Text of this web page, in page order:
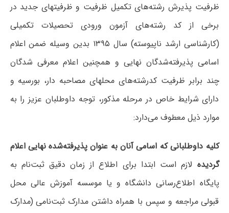
ظرفیت پذیرش رشته‌های تکمیل ظرفیت و ظرفیتهای جدید در
برخی از کد رشته‌های آزمون ورودی تحصیلات تکمیلی
(کارشناسی ارشد ناپیوسته) سال ۱۳۹۵ بدین وسیله ضمن اعلام
اسامی پذیرفته‌شدگان نهایی و همچنین اعلام معرفی شدگان
چند برابر ظرفیت کدرشته‌های محلهای مصاحبه دار، بورسیه و
دارای شرایط خاص در مرحله مذکور، توجه داوطلبان عزیز را به
موارد ذیل معطوف می‌دارد:
کلیه داوطلبانی که اسامی آنان به عنوان پذیرفته‌شده نهایی اعلام
گردیده لازم است ابتدا برای اطلاع از زمان دقیق ثبت‌نام به
پایگاه اطلاع‌رسانی دانشگاه و یا موسسه آموزش عالی محل
قبولی مراجعه و سپس با همراه داشتن مدارک ثبت‌نامی (مدارک